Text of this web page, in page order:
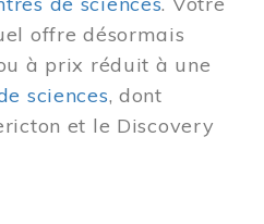
offre désormais
à prix réduit à une
sciences, dont
et le Discovery